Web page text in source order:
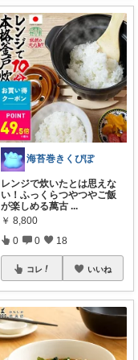
海苔巻きくぴぽ
レンジで炊いたとは思えな
い！ふっくらつやつやご飯
が楽しめる萬古 ...
￥ 8,800
0 0 18
コレ いいね